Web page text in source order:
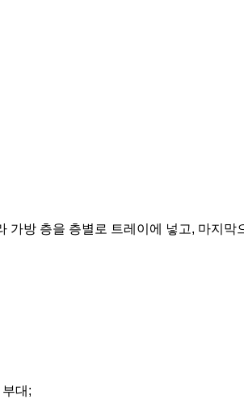
가방 층을 층별로 트레이에 넣고, 마지막
대;